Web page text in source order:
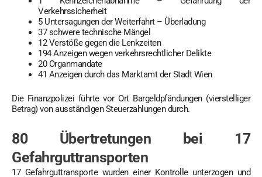
Verkehrssicherheit
5 Untersagungen der Weiterfahrt – Überladung
37 schwere technische Mängel
12 Verstöße gegen die Lenkzeiten
194 Anzeigen wegen verkehrsrechtlicher Delikte
20 Organmandate
41 Anzeigen durch das Marktamt der Stadt Wien
Die Finanzpolizei führte vor Ort Bargeldpfändungen (vierstelliger
Betrag) von ausständigen Steuerzahlungen durch.
80 Übertretungen bei 17
Gefahrguttransporten
17 Gefahrguttransporte wurden einer Kontrolle unterzogen und